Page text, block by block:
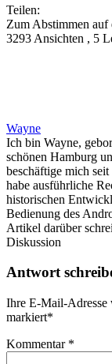
Teilen:
Zum Abstimmen auf
3293 Ansichten , 5
Wayne
Ich bin Wayne,
schönen Hamburg
beschäftige mich
habe ausführliche
historischen
Bedienung des
Artikel darüber
Diskussion
Antwort
Ihre E-Mail-
markiert*
Kommentar *